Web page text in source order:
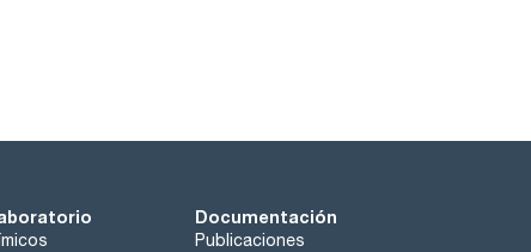
Documentación
Publicaciones